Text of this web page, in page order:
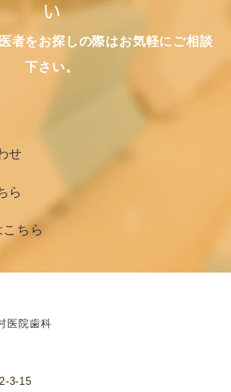
い
者をお探しの際はお気軽にご相談
下さい。
3-15